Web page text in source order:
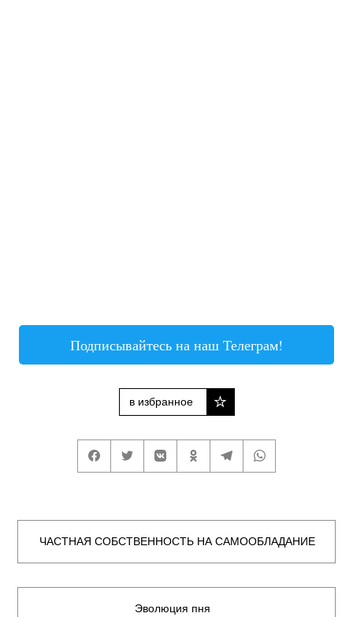
Подписывайтесь на наш Телеграм!
в избранное
ЧАСТНАЯ СОБСТВЕННОСТЬ НА САМООБЛАДАНИЕ
Эволюция пня